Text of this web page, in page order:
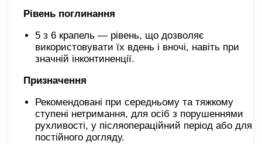
Рівень поглинання
5 з 6 крапель — рівень, що дозволяє
використовувати їх вдень і вночі, навіть при
значній інконтиненції.
Призначення
Рекомендовані при середньому та тяжкому
ступені нетримання, для осіб з порушеннями
рухливості, у післяопераційний період або для
постійного догляду.